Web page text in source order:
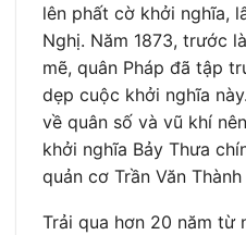
lên phất cờ khởi nghĩa,
Nghị. Năm 1873, trước
mẽ, quân Pháp đã tập
dẹp cuộc khởi nghĩa
về quân số và vũ khí
khởi nghĩa Bảy Thưa
quản cơ Trần Văn Thành
Trải qua hơn 20 năm từ